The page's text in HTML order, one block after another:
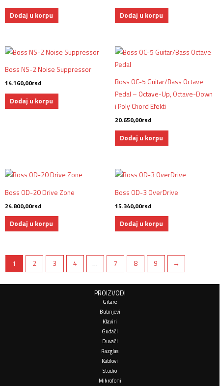
Dodaj u korpu Dodaj u korpu
Boss NS-2 Noise Suppressor
14.160,00rsd
Dodaj u korpu
Boss OC-5 Guitar/Bass Octave
Pedal – Octave-Up, Octave-Down
i Poly Chord Efekti
20.650,00rsd
Dodaj u korpu
Boss OD-20 Drive Zone
24.800,00rsd
Dodaj u korpu
Boss OD-3 OverDrive
15.340,00rsd
Dodaj u korpu
1 2 3 4 … 7 8 9 →
PROIZVODI
Gitare
Bubnjevi
Klaviri
Gudači
Duvači
Razglas
Kablovi
Studio
Mikrofoni